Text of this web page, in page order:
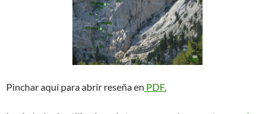
Pinchar aquí para abrir reseña en PDF.